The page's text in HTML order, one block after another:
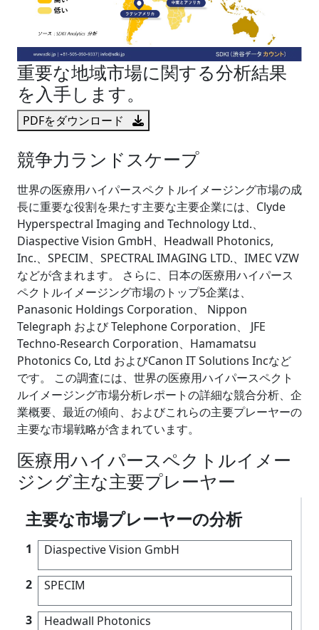
重要な地域市場に関する分析結果
を入手します。
PDFをダウンロード
競争力ランドスケープ
世界の医療用ハイパースペクトルイメージング市場の成
長に重要な役割を果たす主要な主要企業には、Clyde
Hyperspectral Imaging and Technology Ltd.、
Diaspective Vision GmbH、Headwall Photonics,
Inc.、SPECIM、SPECTRAL IMAGING LTD.、IMEC VZW
などが含まれます。 さらに、日本の医療用ハイパース
ペクトルイメージング市場のトップ5企業は、
Panasonic Holdings Corporation、 Nippon
Telegraph および Telephone Corporation、 JFE
Techno-Research Corporation、Hamamatsu
Photonics Co, Ltd およびCanon IT Solutions Incなど
です。 この調査には、世界の医療用ハイパースペクト
ルイメージング市場分析レポートの詳細な競合分析、企
業概要、最近の傾向、およびこれらの主要プレーヤーの
主要な市場戦略が含まれています。
医療用ハイパースペクトルイメー
ジング主な主要プレーヤー
主要な市場プレーヤーの分析
1 Diaspective Vision GmbH
2 SPECIM
3 Headwall Photonics